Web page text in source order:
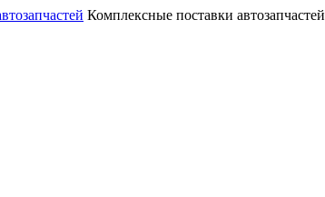
Комплексные поставки автозапчастей